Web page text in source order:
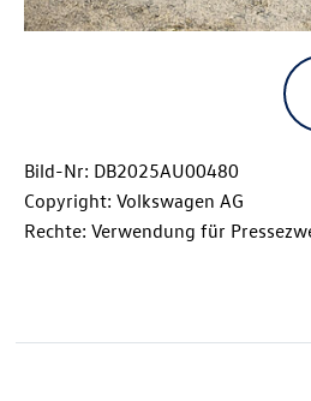
Bild-Nr: DB2025AU00480
Copyright: Volkswagen AG
Rechte: Verwendung für